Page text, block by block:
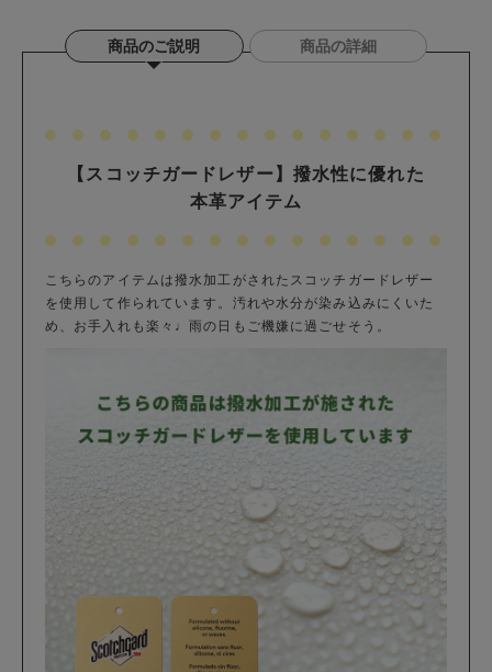
商品のご説明 商品の詳細
【スコッチガードレザー】撥水性に優れた
本革アイテム
こちらのアイテムは撥水加工がされたスコッチガードレザー
を使用して作られています。汚れや水分が染み込みにくいた
め、お手入れも楽々♩雨の日もご機嫌に過ごせそう。